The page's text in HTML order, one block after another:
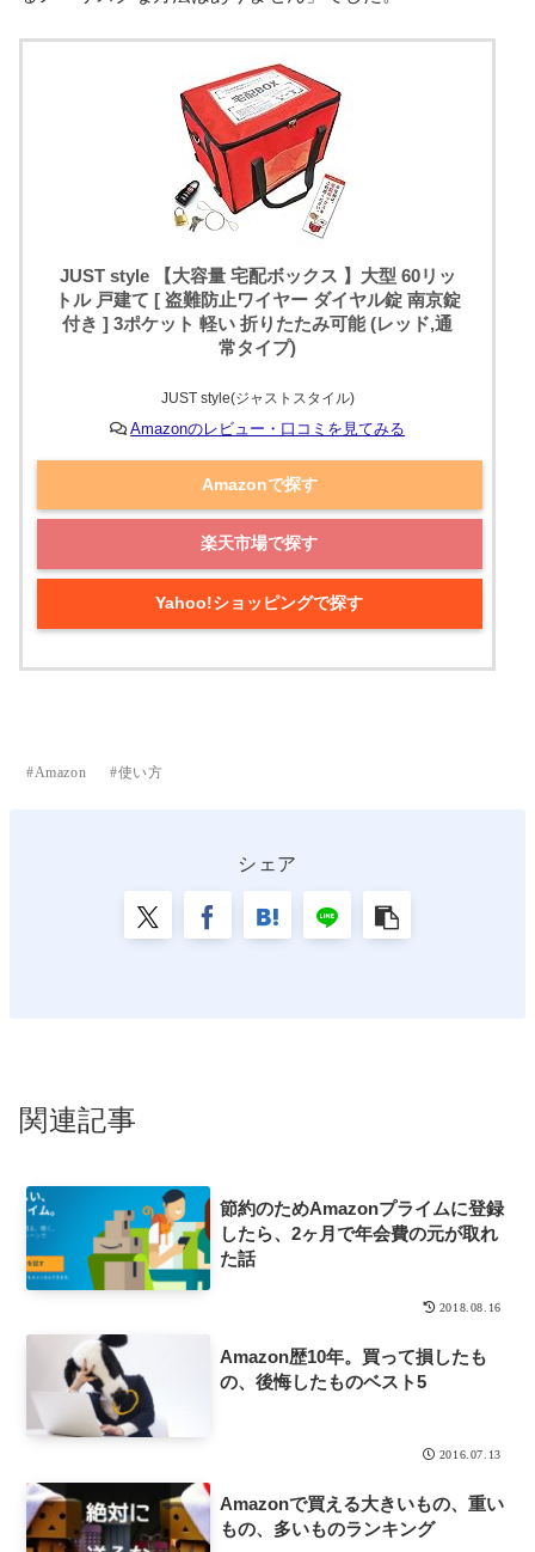
JUST style 【大容量 宅配ボックス 】大型 60リッ
トル 戸建て [ 盗難防止ワイヤー ダイヤル錠 南京錠
付き ] 3ポケット 軽い 折りたたみ可能 (レッド,通
常タイプ)
JUST style(ジャストスタイル)
Amazonのレビュー・口コミを見てみる
Amazonで探す
楽天市場で探す
Yahoo!ショッピングで探す
Amazon 使い方
シェア
関連記事
節約のためAmazonプライムに登録
したら、2ヶ月で年会費の元が取れ
た話
2018.08.16
Amazon歴10年。買って損したも
の、後悔したものベスト5
2016.07.13
Amazonで買える大きいもの、重い
もの、多いものランキング